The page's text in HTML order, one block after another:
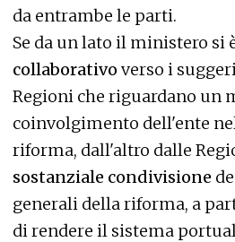
da entrambe le parti.
Se da un lato il ministero si
collaborativo verso i
Regioni che riguardano un
coinvolgimento dell'ente
riforma, dall'altro dalle
sostanziale condivisione
generali della riforma, a
di rendere il sistema